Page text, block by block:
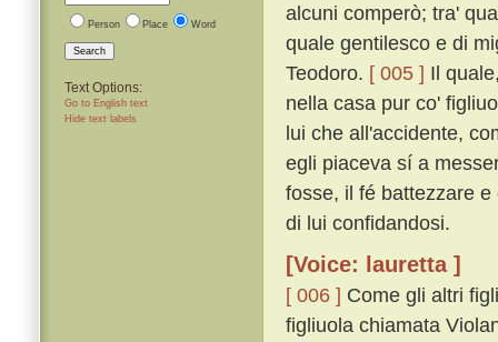
Person Place Word
Search
Text Options:
Go to English text
Hide text labels
alcuni comperò; tra'
quale gentilesco e di
Teodoro. [ 005 ] Il
nella casa pur co'
lui che all'accidente,
egli piaceva sí a
fosse, il fé battezzare
di lui confidandosi.
[Voice: lauretta ]
[ 006 ] Come gli altri
figliuola chiamata